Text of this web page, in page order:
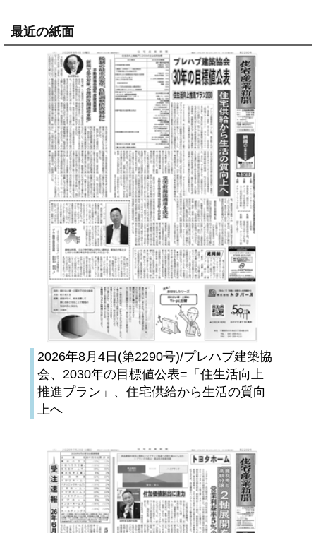
最近の紙面
2026年8月4日(第2290号)/プレハブ建築協
会、2030年の目標値公表=「住生活向上
推進プラン」、住宅供給から生活の質向
上へ